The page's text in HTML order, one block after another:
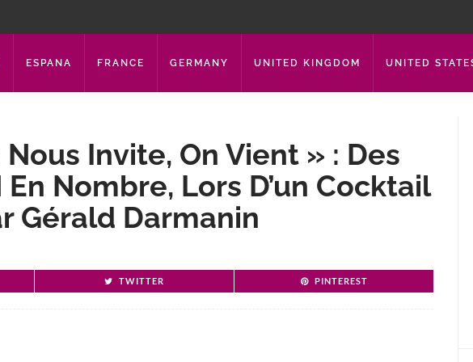
ESPANA FRANCE GERMANY UNITED KINGDOM UNITED
Invite, On Vient » : Des
Nombre, Lors D’un Cocktail
Gérald Darmanin
TWITTER PINTEREST